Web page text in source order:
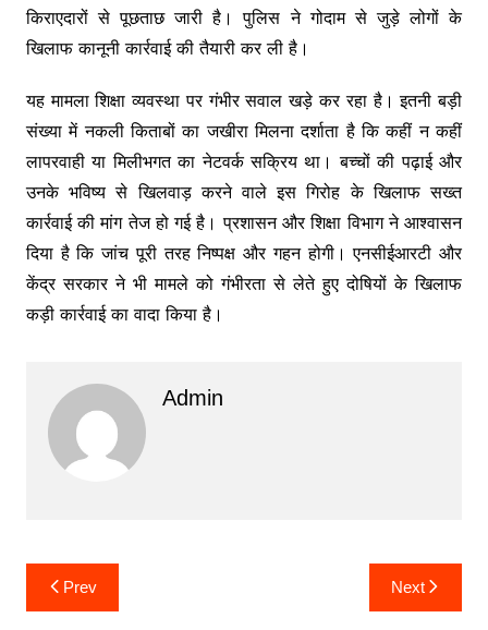
किराएदारों से पूछताछ जारी है। पुलिस ने गोदाम से जुड़े लोगों के
खिलाफ कानूनी कार्रवाई की तैयारी कर ली है।
यह मामला शिक्षा व्यवस्था पर गंभीर सवाल खड़े कर रहा है। इतनी बड़ी
संख्या में नकली किताबों का जखीरा मिलना दर्शाता है कि कहीं न कहीं
लापरवाही या मिलीभगत का नेटवर्क सक्रिय था। बच्चों की पढ़ाई और
उनके भविष्य से खिलवाड़ करने वाले इस गिरोह के खिलाफ सख्त
कार्रवाई की मांग तेज हो गई है। प्रशासन और शिक्षा विभाग ने आश्वासन
दिया है कि जांच पूरी तरह निष्पक्ष और गहन होगी। एनसीईआरटी और
केंद्र सरकार ने भी मामले को गंभीरता से लेते हुए दोषियों के खिलाफ
कड़ी कार्रवाई का वादा किया है।
Admin
Post
navigation
Prev Next